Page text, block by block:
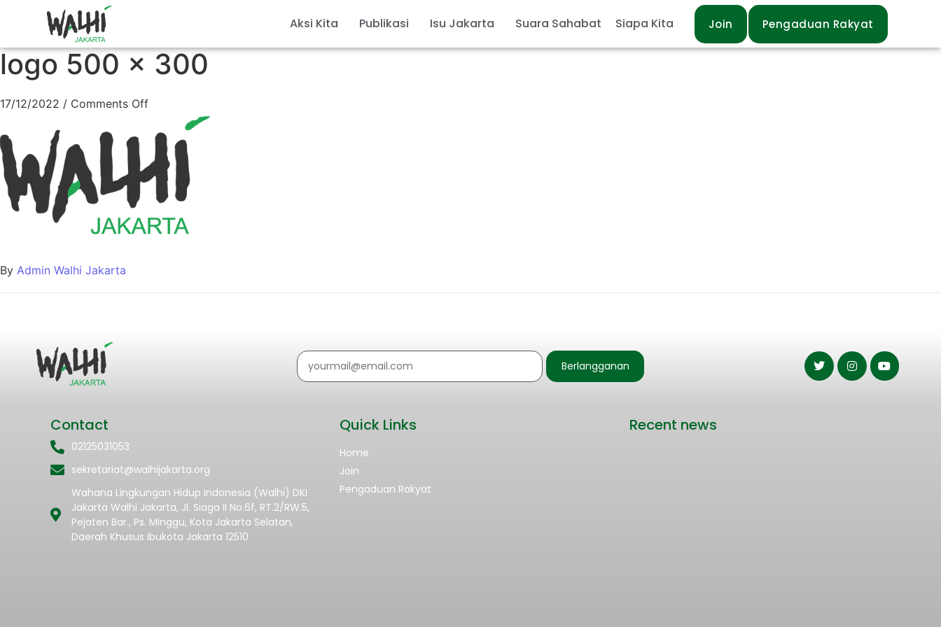
Aksi Kita Publikasi Isu Jakarta Suara Sahabat Siapa Kita Join Pengaduan Rakyat
logo 500 x 300
17/12/2022 / Comments Off
By Admin Walhi Jakarta
Berlangganan
Contact
02125031053
sekretariat@walhijakarta.org
Wahana Lingkungan Hidup Indonesia (Walhi) DKI
Jakarta Walhi Jakarta, Jl. Siaga II No.6f, RT.2/RW.5,
Pejaten Bar., Ps. Minggu, Kota Jakarta Selatan,
Daerah Khusus Ibukota Jakarta 12510
Quick Links
Home
Join
Pengaduan Rakyat
Recent news